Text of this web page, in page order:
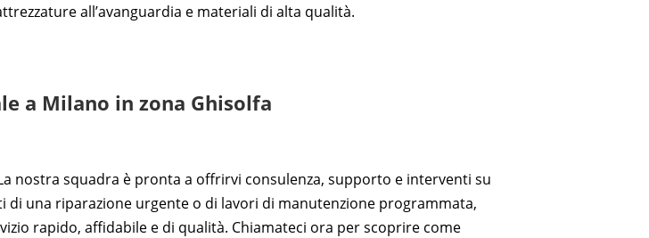
all’avanguardia e materiali di alta qualità.
a Milano in zona Ghisolfa
nostra squadra è pronta a offrirvi consulenza, supporto e interventi su
una riparazione urgente o di lavori di manutenzione programmata,
rapido, affidabile e di qualità. Chiamateci ora per scoprire come